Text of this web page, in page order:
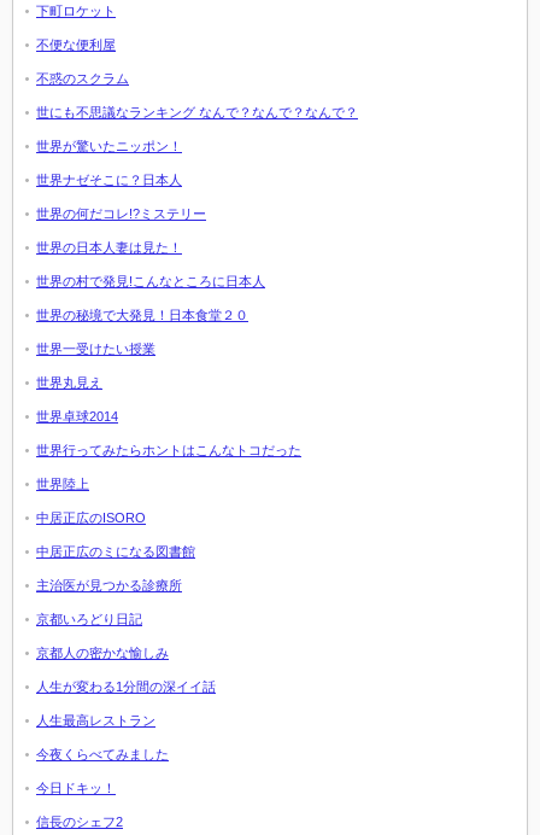
下町ロケット
不便な便利屋
不惑のスクラム
世にも不思議なランキング なんで？なんで？なんで？
世界が驚いたニッポン！
世界ナゼそこに？日本人
世界の何だコレ!?ミステリー
世界の日本人妻は見た！
世界の村で発見!こんなところに日本人
世界の秘境で大発見！日本食堂２０
世界一受けたい授業
世界丸見え
世界卓球2014
世界行ってみたらホントはこんなトコだった
世界陸上
中居正広のISORO
中居正広のミになる図書館
主治医が見つかる診療所
京都いろどり日記
京都人の密かな愉しみ
人生が変わる1分間の深イイ話
人生最高レストラン
今夜くらべてみました
今日ドキッ！
信長のシェフ2